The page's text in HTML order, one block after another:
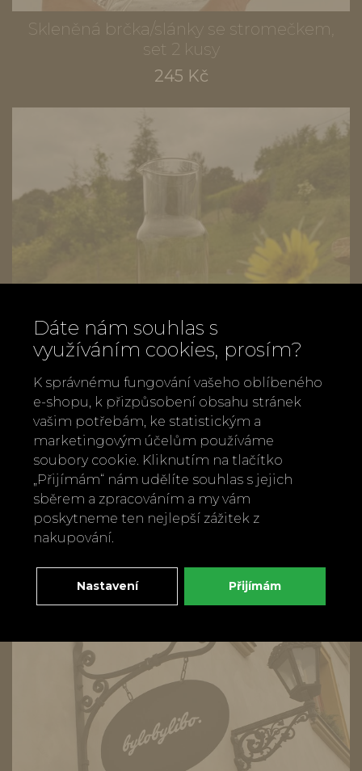
Skleněná brčka/slánky se stromečkem,
set 2 kusy
245 Kč
Skleněná karafa a termosklenice s
růžovým srdcem
od 390 Kč
Dáte nám souhlas s
využíváním cookies, prosím?
K správnému fungování vašeho oblíbeného
e-shopu, k přizpůsobení obsahu stránek
vašim potřebám, ke statistickým a
marketingovým účelům používáme
soubory cookie. Kliknutím na tlačítko
„Přijímám“ nám udělíte souhlas s jejich
sběrem a zpracováním a my vám
poskytneme ten nejlepší zážitek z
nakupování.
Nastavení Přijímám